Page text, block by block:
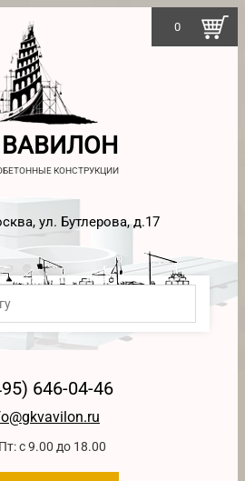
ВАВИЛОН
КОНСТРУКЦИИ
ул. Бутлерова, д.17
646-04-46
с 9.00 до 18.00
0